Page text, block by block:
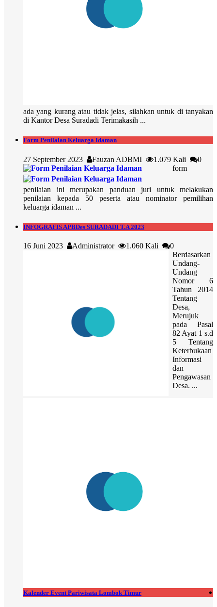
ada yang kurang atau tidak jelas, silahkan untuk di tanyakan
di Kantor Desa Suradadi Terimakasih ...
Form Penilaian Keluarga Idaman
27 September 2023 Fauzan ADBMI 1.079 Kali
0
form
penilaian ini merupakan panduan juri untuk melakukan
penilaian kepada 50 peserta atau nominator pemilihan
keluarga idaman ...
INFOGRAFIS APBDes SURADADI T.A 2023
16 Juni 2023 Administrator 1.060 Kali
0
Berdasarkan
Undang-
Undang
Nomor 6
Tahun 2014
Tentang
Desa,
Merujuk
pada Pasal
82 Ayat 1 s.d
5 Tentang
Keterbukaan
Informasi
dan
Pengawasan
Desa. ...
Kalender Event Pariwisata Lombok Timur